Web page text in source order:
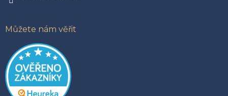
Můžete nám věřit